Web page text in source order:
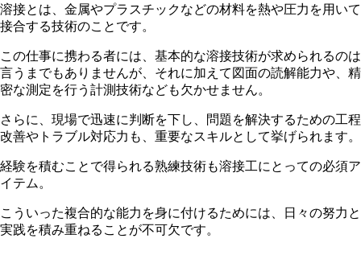
溶接とは、金属やプラスチックなどの材料を熱や圧力を用いて
接合する技術のことです。
この仕事に携わる者には、基本的な溶接技術が求められるのは
言うまでもありませんが、それに加えて図面の読解能力や、精
密な測定を行う計測技術なども欠かせません。
さらに、現場で迅速に判断を下し、問題を解決するための工程
改善やトラブル対応力も、重要なスキルとして挙げられます。
経験を積むことで得られる熟練技術も溶接工にとっての必須ア
イテム。
こういった複合的な能力を身に付けるためには、日々の努力と
実践を積み重ねることが不可欠です。